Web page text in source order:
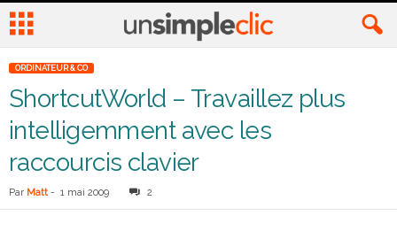
ORDINATEUR & CO
ShortcutWorld – Travaillez plus
intelligemment avec les
raccourcis clavier
Par Matt - 1 mai 2009 2